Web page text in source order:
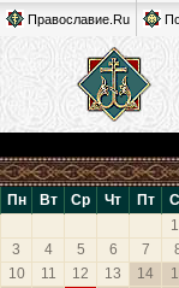
Православие.Ru
Пн Вт Ср Чт Пт
1
3
4 5 6 7
10
11 12 13 14